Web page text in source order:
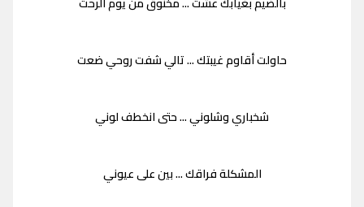
حاولت أقاوم غيبتك ... تالي شفت روحي ضعت
شخباري وشلوني ... حتى انخطف لوني
المشكلة فراقك ... بين على عيوني